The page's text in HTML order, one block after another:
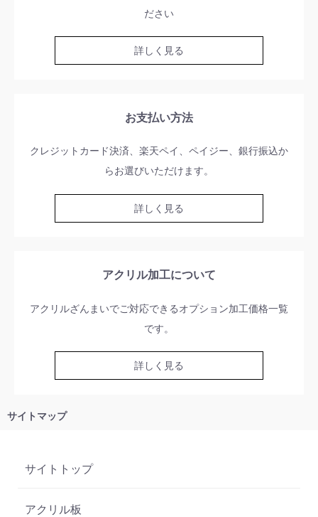
ださい
詳しく見る
お支払い方法
クレジットカード決済、楽天ペイ、ペイジー、銀行振込か
らお選びいただけます。
詳しく見る
アクリル加工について
アクリルざんまいでご対応できるオプション加工価格一覧
です。
詳しく見る
サイトマップ
サイトトップ
アクリル板